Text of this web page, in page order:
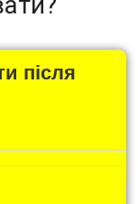
після